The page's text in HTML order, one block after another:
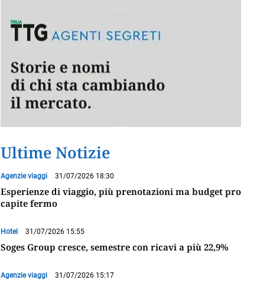
Ultime Notizie
Agenzie viaggi 31/07/2026 18:30
Esperienze di viaggio, più prenotazioni ma budget pro
capite fermo
Hotel 31/07/2026 15:55
Soges Group cresce, semestre con ricavi a più 22,9%
Agenzie viaggi 31/07/2026 15:17